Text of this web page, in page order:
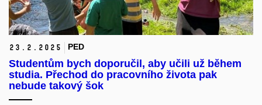
23. 2. 2025 PED
Studentům bych doporučil, aby učili už během
studia. Přechod do pracovního života pak
nebude takový šok